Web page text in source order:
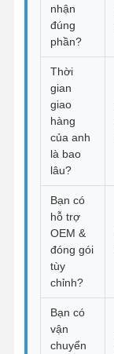
nhận
đúng
phần?
Thời
gian
giao
hàng
của anh
là bao
lâu?
Bạn có
hỗ trợ
OEM &
đóng gói
tùy
chỉnh?
Bạn có
vận
chuyển